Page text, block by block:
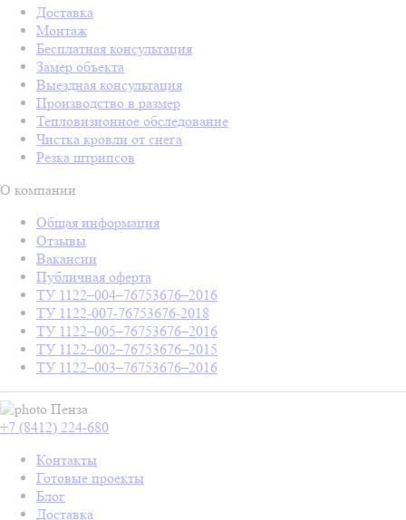
Доставка
Монтаж
Бесплатная консультация
Замер объекта
Выездная консультация
Производство в размер
Тепловизионное обследование
Чистка кровли от снега
Резка штрипсов
О компании
Общая информация
Отзывы
Вакансии
Публичная оферта
ТУ 1122–004–76753676–2016
ТУ 1122-007-76753676-2018
ТУ 1122–005–76753676–2016
ТУ 1122–002–76753676–2015
ТУ 1122–003–76753676–2016
Пенза
+7 (8412) 224-680
Контакты
Готовые проекты
Блог
Доставка